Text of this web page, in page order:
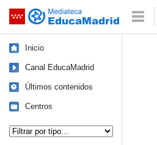
Saltar navegación
Inicio
Canal EducaMadrid
Últimos contenidos
Centros